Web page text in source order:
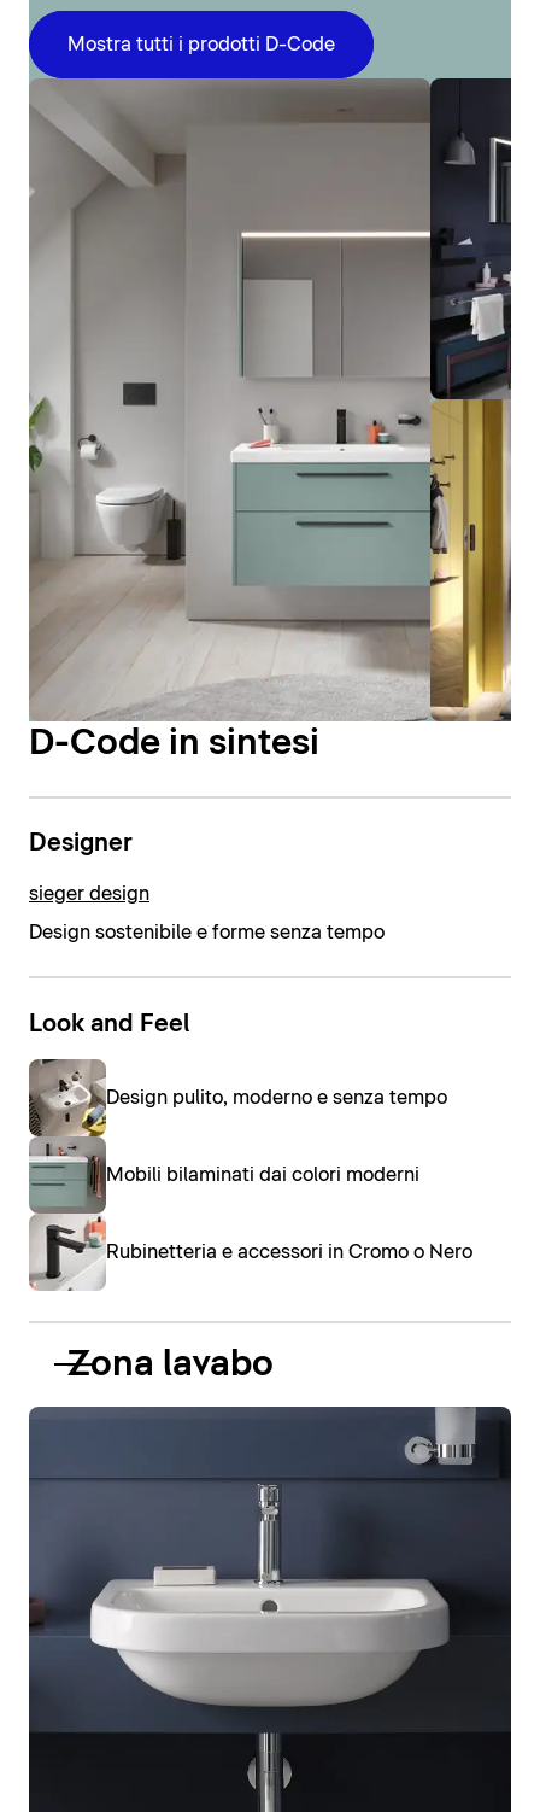
Mostra tutti i prodotti D-Code
D-Code in sintesi
Designer
sieger design
Design sostenibile e forme senza tempo
Look and Feel
Design pulito, moderno e senza tempo
Mobili bilaminati dai colori moderni
Rubinetteria e accessori in Cromo o Nero
Zona lavabo